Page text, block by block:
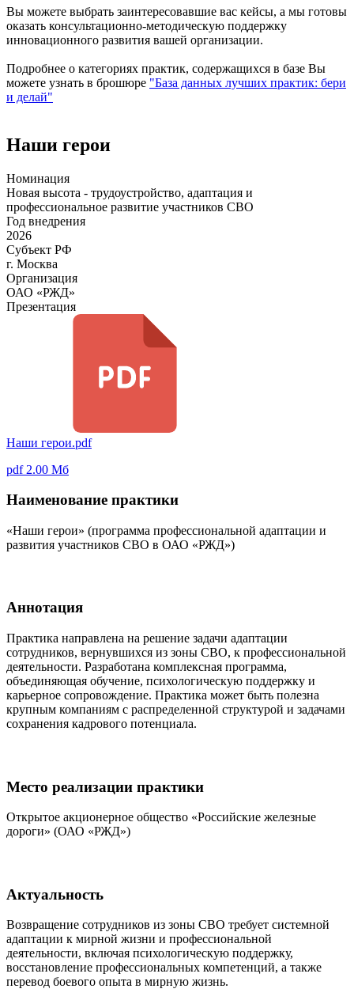
Вы можете выбрать заинтересовавшие вас кейсы, а мы готовы
оказать консультационно-методическую поддержку
инновационного развития вашей организации.
Подробнее о категориях практик, содержащихся в базе Вы
можете узнать в брошюре "База данных лучших практик: бери
и делай"
Наши герои
Номинация
Новая высота - трудоустройство, адаптация и
профессиональное развитие участников СВО
Год внедрения
2026
Субъект РФ
г. Москва
Организация
ОАО «РЖД»
Презентация
Наши герои.pdf
pdf 2.00 Мб
Наименование практики
«Наши герои» (программа профессиональной адаптации и
развития участников СВО в ОАО «РЖД»)
Аннотация
Практика направлена на решение задачи адаптации
сотрудников, вернувшихся из зоны СВО, к профессиональной
деятельности. Разработана комплексная программа,
объединяющая обучение, психологическую поддержку и
карьерное сопровождение. Практика может быть полезна
крупным компаниям с распределенной структурой и задачами
сохранения кадрового потенциала.
Место реализации практики
Открытое акционерное общество «Российские железные
дороги» (ОАО «РЖД»)
Актуальность
Возвращение сотрудников из зоны СВО требует системной
адаптации к мирной жизни и профессиональной
деятельности, включая психологическую поддержку,
восстановление профессиональных компетенций, а также
перевод боевого опыта в мирную жизнь.